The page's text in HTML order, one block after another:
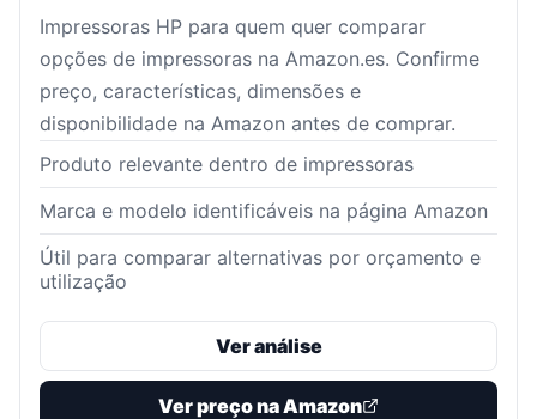
Impressoras HP para quem quer comparar
opções de impressoras na Amazon.es. Confirme
preço, características, dimensões e
disponibilidade na Amazon antes de comprar.
Produto relevante dentro de impressoras
Marca e modelo identificáveis na página Amazon
Útil para comparar alternativas por orçamento e
utilização
Ver análise
Ver preço na Amazon